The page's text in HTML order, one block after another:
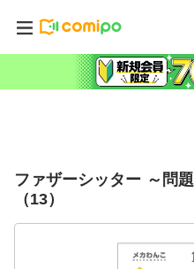
ファザーシッター ～問
（13）